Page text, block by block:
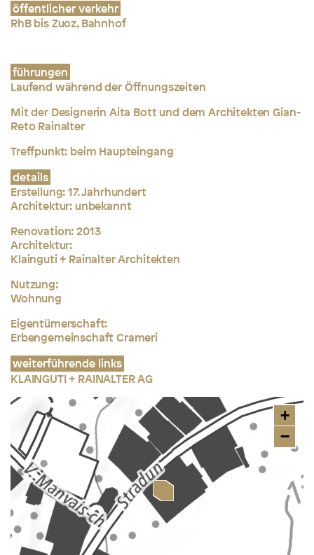
öffentlicher verkehr
RhB bis Zuoz, Bahnhof
führungen
Laufend während der Öffnungszeiten
Mit der Designerin Aita Bott und dem Architekten Gian-
Reto Rainalter
Treffpunkt: beim Haupteingang
details
Erstellung:17. Jahrhundert
Architektur: unbekannt
Renovation:2013
Architektur:
Klainguti + Rainalter Architekten
Nutzung:
Wohnung
Eigentümerschaft:
Erbengemeinschaft Crameri
weiterführende links
KLAINGUTI + RAINALTER AG
+
−